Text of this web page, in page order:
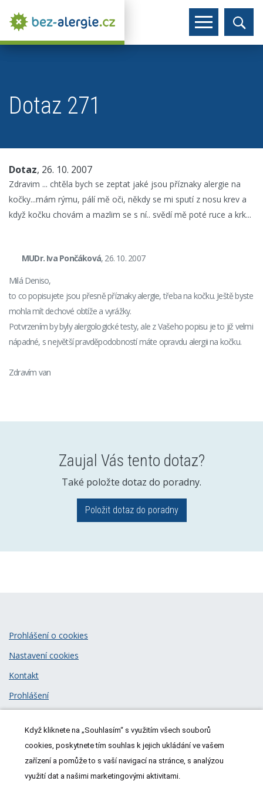
Dotaz 271
Dotaz, 26. 10. 2007
Zdravim ... chtěla bych se zeptat jaké jsou příznaky alergie na
kočky...mám rýmu, pálí mě oči, někdy se mi sputí z nosu krev a
když kočku chovám a mazlim se s ní.. svědí mě poté ruce a krk...
MUDr. Iva Pončáková, 26. 10. 2007
Milá Deniso,
to co popisujete jsou přesně příznaky alergie, třeba na kočku. Ještě byste
mohla mít dechové obtíže a vyrážky.
Potvrzením by byly alergologické testy, ale z Vašeho popisu je to již velmi
nápadné, s největší pravděpodobností máte opravdu alergii na kočku.
Zdravím van
Zaujal Vás tento dotaz?
Také položte dotaz do poradny.
Položit dotaz do poradny
© 2026MeDitorial| ISSN 1805-3408
Prohlášení o cookies
Nastavení cookies
Kontakt
Prohlášení
Když kliknete na „Souhlasím“ s využitím všech souborů
cookies, poskytnete tím souhlas k jejich ukládání ve vašem
zařízení a pomůže to s vaší navigací na stránce, s analýzou
využití dat a našimi marketingovými aktivitami.